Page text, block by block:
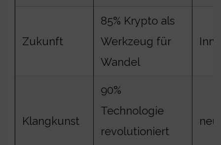
Zukunft
85% Krypto als
Werkzeug für
Wandel
Klangkunst
90%
Technologie
revolutioniert